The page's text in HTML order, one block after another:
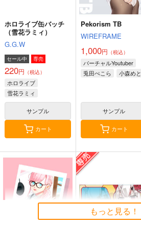
ホロライブ缶バッチ
（雪花ラミィ）
G.G.W
セール中 専売
220円 （税込）
ホロライブ
雪花ラミィ
サンプル
カート
Pekorism TB
WIREFRAME
1,000円 （税込）
バーチャルYoutuber
兎田ぺこら
小森めと
サンプル
カート
もっと見る！